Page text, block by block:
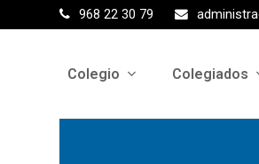
968 22 30 79
Colegio Colegiados